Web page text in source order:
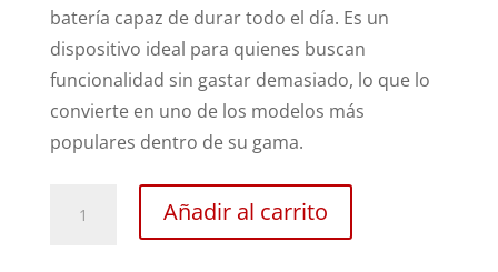
batería capaz de durar todo el día. Es un
dispositivo ideal para quienes buscan
funcionalidad sin gastar demasiado, lo que lo
convierte en uno de los modelos más
populares dentro de su gama.
Añadir al carrito